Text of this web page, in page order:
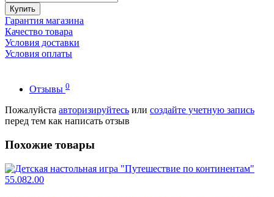
Купить
Гарантия магазина
Качество товара
Условия доставки
Условия оплаты
Отзывы 0
Пожалуйста авторизируйтесь или создайте учетную запись
перед тем как написать отзыв
Похожие товары